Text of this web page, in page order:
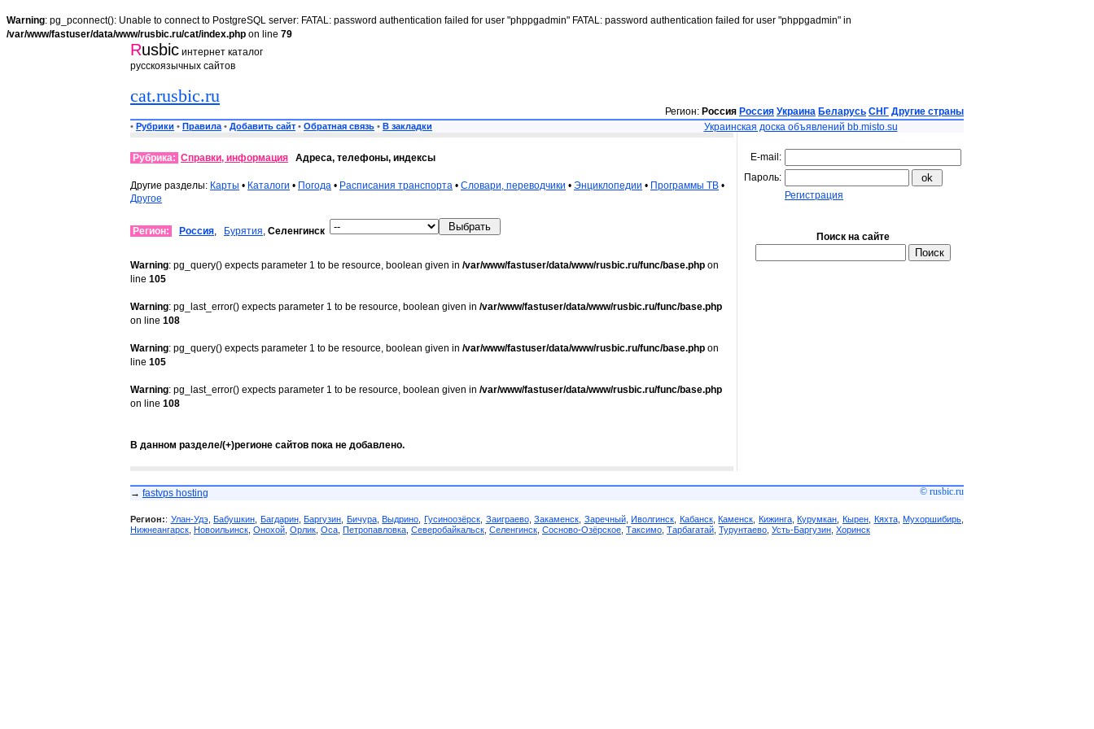
Warning: pg_pconnect(): Unable to connect to PostgreSQL server: FATAL: password authentication failed for user "phppgadmin" FATAL: password authentication failed for user "phppgadmin" in
/var/www/fastuser/data/www/rusbic.ru/cat/index.php on line 79
Rusbic интернет каталог
русскоязычных сайтов
cat.rusbic.ru
Регион: Россия Россия Украина Беларусь СНГ Другие страны
• Рубрики • Правила • Добавить сайт • Обратная связь • В закладки Украинская доска объявлений bb.misto.su
Рубрика: Справки, информация Адреса, телефоны, индексы
Другие разделы: Карты • Каталоги • Погода • Расписания транспорта • Словари, переводчики • Энциклопедии • Программы ТВ •
Другое
Регион: Россия, Бурятия, Селенгинск
Warning: pg_query() expects parameter 1 to be resource, boolean given in /var/www/fastuser/data/www/rusbic.ru/func/base.php on
line 105
Warning: pg_last_error() expects parameter 1 to be resource, boolean given in /var/www/fastuser/data/www/rusbic.ru/func/base.php
on line 108
Warning: pg_query() expects parameter 1 to be resource, boolean given in /var/www/fastuser/data/www/rusbic.ru/func/base.php on
line 105
Warning: pg_last_error() expects parameter 1 to be resource, boolean given in /var/www/fastuser/data/www/rusbic.ru/func/base.php
on line 108
В данном разделе/(+)регионе сайтов пока не добавлено.
E-mail:
Пароль:
Регистрация
Поиск на сайте
→ fastvps hosting © rusbic.ru
Регион:: Улан-Удэ ,Бабушкин Багдарин,Баргузин Бичура,Выдрино Гусиноозёрск, Заиграево,Закаменск Заречный,Иволгинск Кабанск,Каменск Кижинга,Курумкан Кырен Кяхта,Мухоршибирь
Нижнеангарск Новоильинск Онохой Орлик Оса Петропавловка Северобайкальск Селенгинск Сосново-Озёрское Таксимо Тарбагатай Турунтаево Усть-Баргузин Хоринск